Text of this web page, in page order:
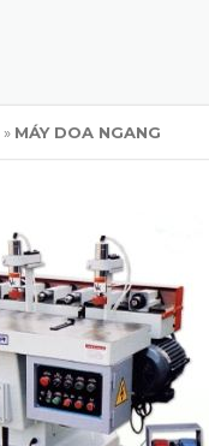
» MÁY DOA NGANG